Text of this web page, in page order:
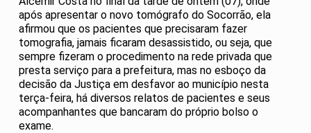
após apresentar o novo tomógrafo do Socorrão, ela
afirmou que os pacientes que precisaram fazer
tomografia, jamais ficaram desassistido, ou seja, que
sempre fizeram o procedimento na rede privada que
presta serviço para a prefeitura, mas no esboço da
decisão da Justiça em desfavor ao município nesta
terça-feira, há diversos relatos de pacientes e seus
acompanhantes que bancaram do próprio bolso o
exame.